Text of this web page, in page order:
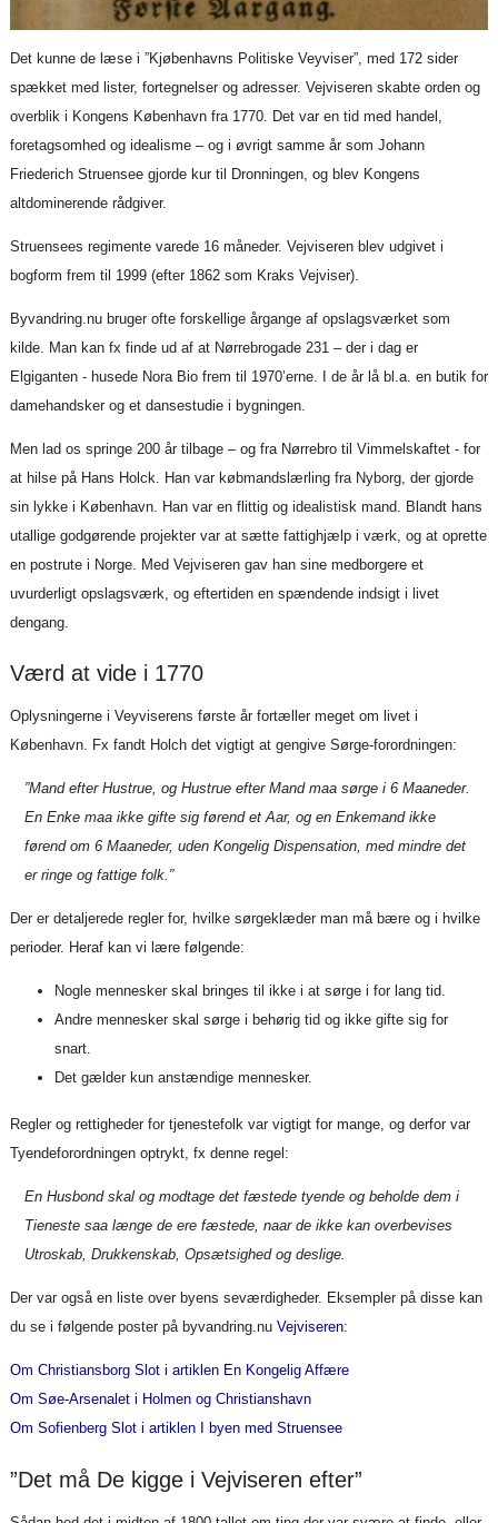
Det kunne de læse i ”Kjøbenhavns Politiske Veyviser”, med 172 sider
spækket med lister, fortegnelser og adresser. Vejviseren skabte orden og
overblik i Kongens København fra 1770. Det var en tid med handel,
foretagsomhed og idealisme – og i øvrigt samme år som Johann
Friederich Struensee gjorde kur til Dronningen, og blev Kongens
altdominerende rådgiver.
Struensees regimente varede 16 måneder. Vejviseren blev udgivet i
bogform frem til 1999 (efter 1862 som Kraks Vejviser).
Byvandring.nu bruger ofte forskellige årgange af opslagsværket som
kilde. Man kan fx finde ud af at Nørrebrogade 231 – der i dag er
Elgiganten - husede Nora Bio frem til 1970’erne. I de år lå bl.a. en butik for
damehandsker og et dansestudie i bygningen.
Men lad os springe 200 år tilbage – og fra Nørrebro til Vimmelskaftet - for
at hilse på Hans Holck. Han var købmandslærling fra Nyborg, der gjorde
sin lykke i København. Han var en flittig og idealistisk mand. Blandt hans
utallige godgørende projekter var at sætte fattighjælp i værk, og at oprette
en postrute i Norge. Med Vejviseren gav han sine medborgere et
uvurderligt opslagsværk, og eftertiden en spændende indsigt i livet
dengang.
Værd at vide i 1770
Oplysningerne i Veyviserens første år fortæller meget om livet i
København. Fx fandt Holch det vigtigt at gengive Sørge-forordningen:
”Mand efter Hustrue, og Hustrue efter Mand maa sørge i 6 Maaneder.
En Enke maa ikke gifte sig førend et Aar, og en Enkemand ikke
førend om 6 Maaneder, uden Kongelig Dispensation, med mindre det
er ringe og fattige folk.”
Der er detaljerede regler for, hvilke sørgeklæder man må bære og i hvilke
perioder. Heraf kan vi lære følgende:
Nogle mennesker skal bringes til ikke i at sørge i for lang tid.
Andre mennesker skal sørge i behørig tid og ikke gifte sig for
snart.
Det gælder kun anstændige mennesker.
Regler og rettigheder for tjenestefolk var vigtigt for mange, og derfor var
Tyendeforordningen optrykt, fx denne regel:
En Husbond skal og modtage det fæstede tyende og beholde dem i
Tieneste saa længe de ere fæstede, naar de ikke kan overbevises
Utroskab, Drukkenskab, Opsætsighed og deslige.
Der var også en liste over byens seværdigheder. Eksempler på disse kan
du se i følgende poster på byvandring.nu Vejviseren:
Om Christiansborg Slot i artiklen En Kongelig Affære
Om Søe-Arsenalet i Holmen og Christianshavn
Om Sofienberg Slot i artiklen I byen med Struensee
”Det må De kigge i Vejviseren efter”